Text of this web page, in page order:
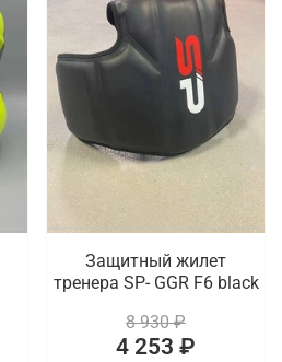
Защитный жилет
тренера SP- GGR F6 black
8 930 ₽
4 253 ₽